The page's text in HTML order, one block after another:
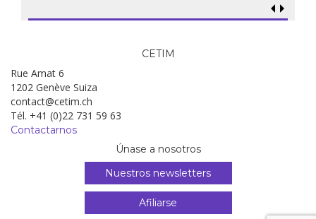
CETIM
Rue Amat 6
1202 Genève Suiza
contact@cetim.ch
Tél. +41 (0)22 731 59 63
Contactarnos
Únase a nosotros
Nuestros newsletters
Afiliarse